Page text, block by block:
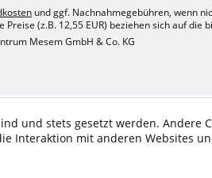
und ggf. Nachnahmegebühren, wenn
(z.B. 12,55 EUR) beziehen sich auf die
Mesem GmbH & Co. KG
und stets gesetzt werden. Andere
Interaktion mit anderen Websites